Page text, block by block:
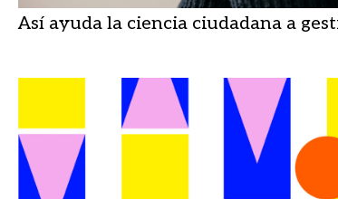
Así ayuda la ciencia ciudadana a